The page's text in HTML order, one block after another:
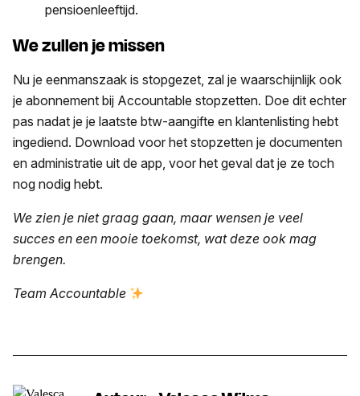
pensioenleeftijd.
We zullen je missen
Nu je eenmanszaak is stopgezet, zal je waarschijnlijk ook
je abonnement bij Accountable stopzetten. Doe dit echter
pas nadat je je laatste btw-aangifte en klantenlisting hebt
ingediend. Download voor het stopzetten je documenten
en administratie uit de app, voor het geval dat je ze toch
nog nodig hebt.
We zien je niet graag gaan, maar wensen je veel
succes en een mooie toekomst, wat deze ook mag
brengen.
Team Accountable